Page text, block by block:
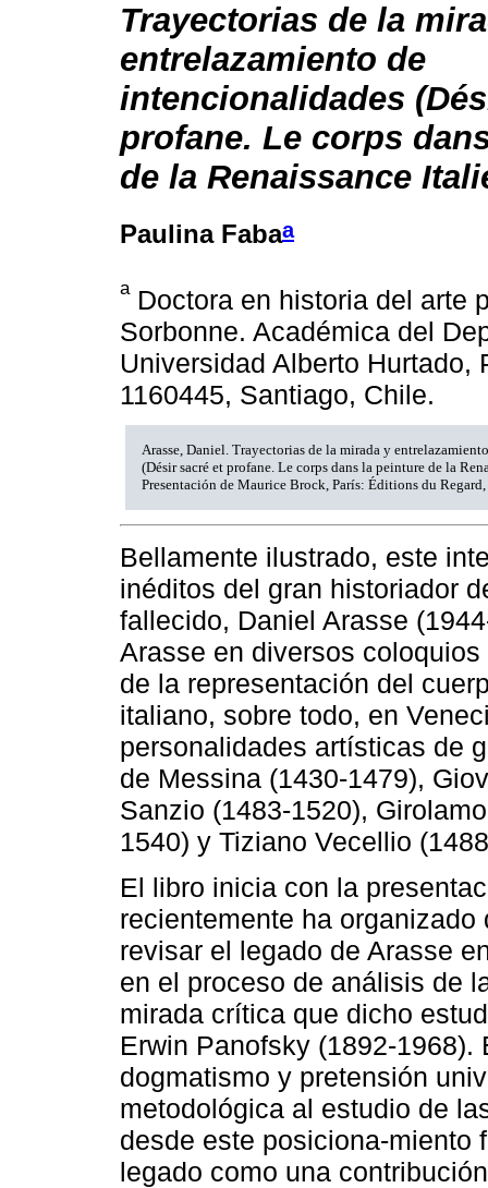
Trayectorias de la
entrelazamiento de
intencionalidades
profane. Le corps
de la Renaissance
Paulina Fabaa
aDoctora en historia del arte
Sorbonne. Académica del
Universidad Alberto
1160445, Santiago, Chile.
Arasse, Daniel. Trayectorias de la mirada y
(Désir sacré et profane. Le corps dans la peinture de la
Presentación de Maurice Brock, París: Éditions du
Bellamente ilustrado, este
inéditos del gran historiador
fallecido, Daniel Arasse
Arasse en diversos
de la representación del
italiano, sobre todo, en
personalidades artísticas de
de Messina (1430-1479),
Sanzio (1483-1520),
1540) y Tiziano Vecellio
El libro inicia con la
recientemente ha
revisar el legado de Arasse
en el proceso de análisis de
mirada crítica que dicho
Erwin Panofsky (1892-
dogmatismo y pretensión
metodológica al estudio de
desde este posiciona-miento
legado como una